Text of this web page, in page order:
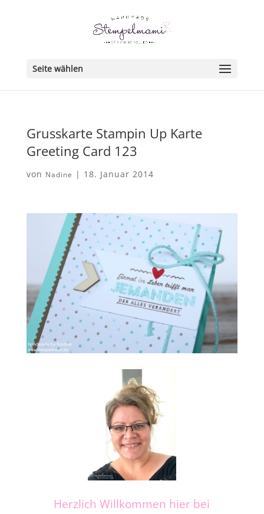
Seite wählen
Grusskarte Stampin Up Karte
Greeting Card 123
von Nadine | 18. Januar 2014
Herzlich Willkommen hier bei